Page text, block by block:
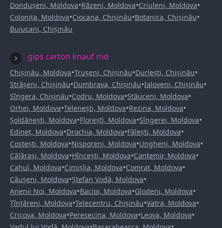
Dondușeni, Moldova•Răzeni, Moldova•Criuleni, Moldova•
Colonița, Moldova•Ciocana, Chișinău•Botanica, Chișinău•
Buiucani, Chișinău
gips carton knauf md
Chișinău, Moldova•Trușeni, Chișinău•Durlești, Chișinău•
Strășeni, Chișinău•Dumbrava, Chișinău•Ialoveni, Chișinău•
Sîngera, Chișinău•Codru, Moldova•Stăuceni, Moldova•
Orhei, Moldova•Telenești, Moldova•Rezina, Moldova•
Șoldănești, Moldova•Florești, Moldova•Sîngerei, Moldova•
Edineț, Moldova•Drochia, Moldova•Fălești, Moldova•
Costești, Moldova•Nisporeni, Moldova•Ungheni, Moldova•
Călărași, Moldova•Hîncești, Moldova•Cantemir, Moldova•
Cahul, Moldova•Cimișlia, Moldova•Comrat, Moldova•
Căușeni, Moldova•Ștefan Vodă, Moldova•
Anenii Noi, Moldova•Bacioi, Moldova•Glodeni, Moldova•
Țînțăreni, Moldova•Telecentru, Chișinău•Vatra, Moldova•
Cricova, Moldova•Peresecina, Moldova•Leova, Moldova•